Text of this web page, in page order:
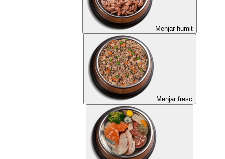
Menjar humit
Menjar fresc